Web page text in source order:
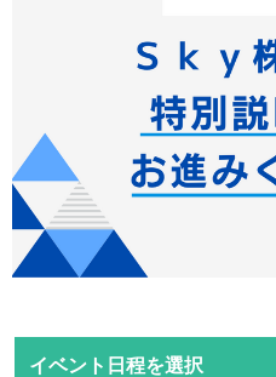
イベント日程を選択